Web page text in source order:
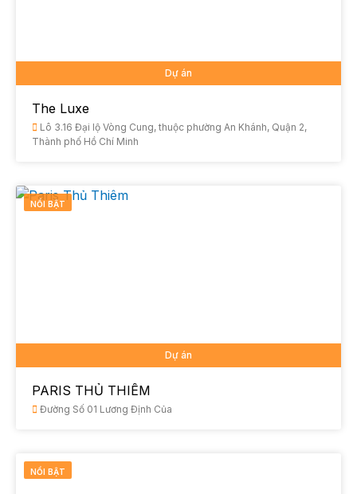
Dự án
The Luxe
Lô 3.16 Đại lộ Vòng Cung, thuộc phường An Khánh, Quận 2,
Thành phố Hồ Chí Minh
NỔI BẬT
Dự án
PARIS THỦ THIÊM
Đường Số 01 Lương Định Của
NỔI BẬT